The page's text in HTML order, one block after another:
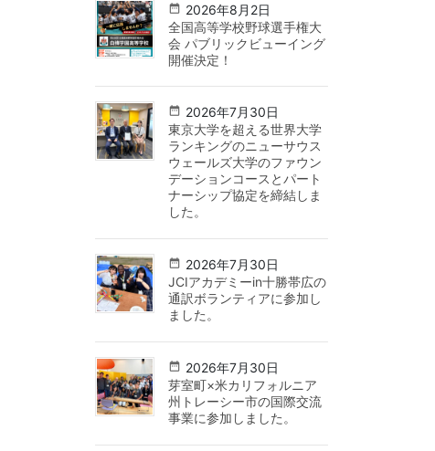
2026年8月2日
全国高等学校野球選手権大
会 パブリックビューイング
開催決定！
2026年7月30日
東京大学を超える世界大学
ランキングのニューサウス
ウェールズ大学のファウン
デーションコースとパート
ナーシップ協定を締結しま
した。
2026年7月30日
JCIアカデミーin十勝帯広の
通訳ボランティアに参加し
ました。
2026年7月30日
芽室町×米カリフォルニア
州トレーシー市の国際交流
事業に参加しました。